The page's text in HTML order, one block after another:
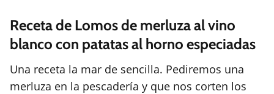
Receta de Lomos de merluza al vino
blanco con patatas al horno especiadas
Una receta la mar de sencilla. Pediremos una
merluza en la pescadería y que nos corten los